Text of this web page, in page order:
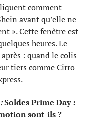
comment
avant qu’elle ne
». Cette fenêtre est
heures. Le
: quand le colis
tiers comme Cirro
Soldes Prime Day :
sont-ils ?